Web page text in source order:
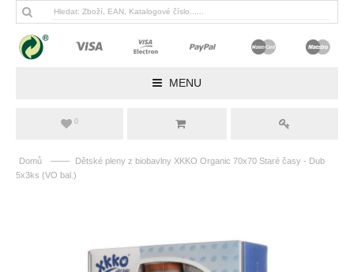
MENU
0
Domů ——
Dětské pleny z biobavlny XKKO Organic 70x70 Staré časy - Dub
5x3ks (VO bal.)